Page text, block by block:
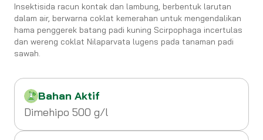
Insektisida racun kontak dan lambung, berbentuk larutan
dalam air, berwarna coklat kemerahan untuk mengendalikan
hama penggerek batang padi kuning Scirpophaga incertulas
dan wereng coklat Nilaparvata lugens pada tanaman padi
sawah.
Bahan Aktif
Dimehipo 500 g/l